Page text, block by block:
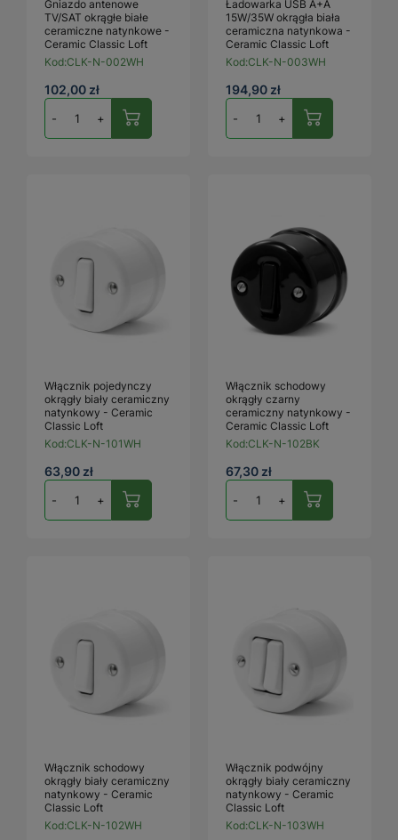
Gniazdo antenowe
TV/SAT okrągłe białe
ceramiczne natynkowe -
Ceramic Classic Loft
Kod:CLK-N-002WH
102,00 zł
- +
Ładowarka USB A+A
15W/35W okrągła biała
ceramiczna natynkowa -
Ceramic Classic Loft
Kod:CLK-N-003WH
194,90 zł
- +
Włącznik pojedynczy
okrągły biały ceramiczny
natynkowy - Ceramic
Classic Loft
Kod:CLK-N-101WH
63,90 zł
- +
Włącznik schodowy
okrągły czarny
ceramiczny natynkowy -
Ceramic Classic Loft
Kod:CLK-N-102BK
67,30 zł
- +
Włącznik schodowy
okrągły biały ceramiczny
natynkowy - Ceramic
Classic Loft
Kod:CLK-N-102WH
Włącznik podwójny
okrągły biały ceramiczny
natynkowy - Ceramic
Classic Loft
Kod:CLK-N-103WH